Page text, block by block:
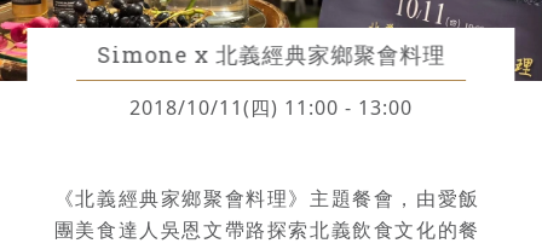
Simone x 北義經典家鄉聚會料理
2018/10/11(四) 11:00 - 13:00
《北義經典家鄉聚會料理》主題餐會，由愛飯
團美食達人吳恩文帶路探索北義飲食文化的餐